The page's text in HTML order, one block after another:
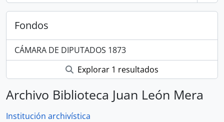
Fondos
CÁMARA DE DIPUTADOS 1873
Explorar 1 resultados
Archivo Biblioteca Juan León Mera
Institución archivística